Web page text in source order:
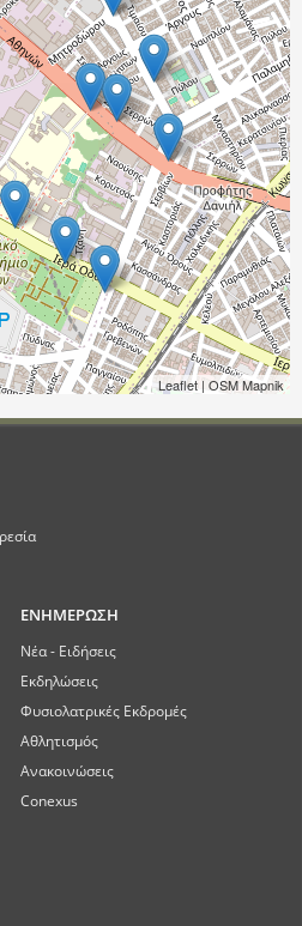
Leaflet | OSM Mapnik
ΕΝΗΜΕΡΩΣΗ
Νέα - Ειδήσεις
Εκδηλώσεις
Φυσιολατρικές Εκδρομές
Αθλητισμός
Ανακοινώσεις
Conexus